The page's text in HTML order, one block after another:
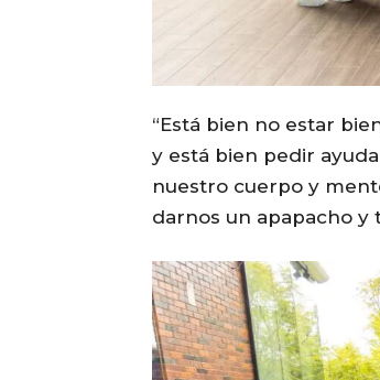
“Está bien no estar
y está bien pedir
nuestro cuerpo y
darnos un apapacho y